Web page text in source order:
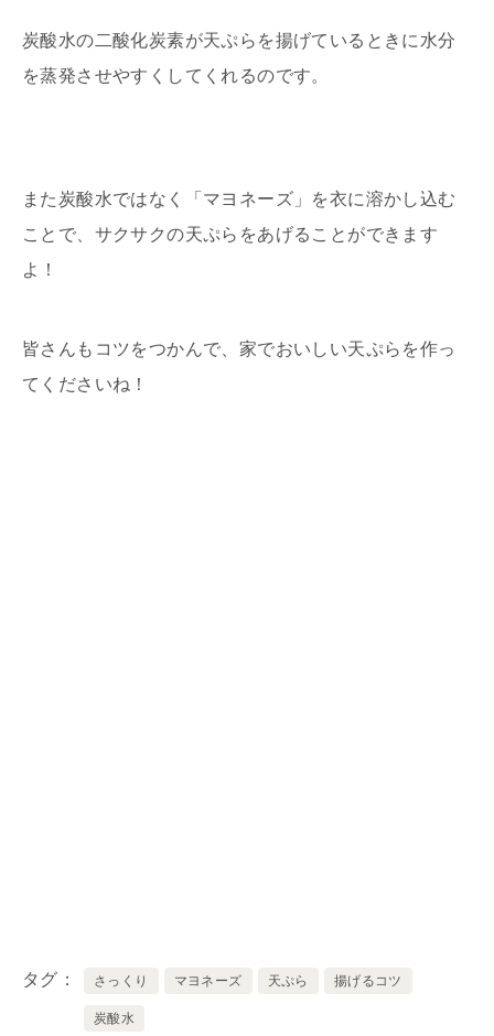
炭酸水の二酸化炭素が天ぷらを揚げているときに水分
を蒸発させやすくしてくれるのです。
また炭酸水ではなく「マヨネーズ」を衣に溶かし込む
ことで、サクサクの天ぷらをあげることができます
よ！
皆さんもコツをつかんで、家でおいしい天ぷらを作っ
てくださいね！
タグ さっくり マヨネーズ 天ぷら 揚げるコツ
炭酸水